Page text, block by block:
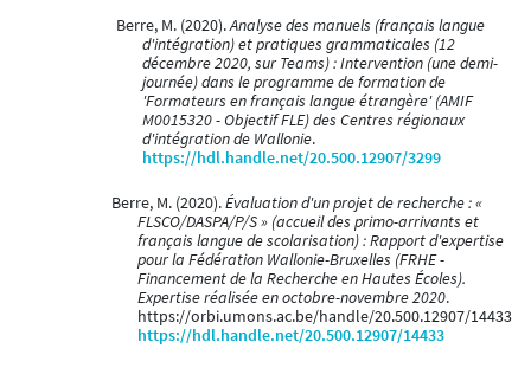
Berre, M. (2020).Analyse des manuels (français langue
d'intégration) et pratiques grammaticales (12
décembre 2020, sur Teams) : Intervention (une demi-
journée) dans le programme de formation de
'Formateurs en français langue étrangère' (AMIF
M0015320 - Objectif FLE) des Centres régionaux
d'intégration de Wallonie.
https://hdl.handle.net/20.500.12907/3299
Berre, M. (2020).Évaluation d'un projet de recherche : «
FLSCO/DASPA/P/S » (accueil des primo-arrivants et
français langue de scolarisation) : Rapport d'expertise
pour la Fédération Wallonie-Bruxelles (FRHE -
Financement de la Recherche en Hautes Écoles).
Expertise réalisée en octobre-novembre 2020.
https://orbi.umons.ac.be/handle/20.500.12907/14433
https://hdl.handle.net/20.500.12907/14433